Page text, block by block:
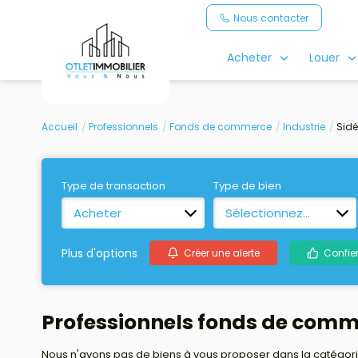
Nous contacter
Acheter Louer
Accueil Professionnels Fonds de commerce Industrie
Type de transaction
Acheter
Type de bien
Sélectionnez...
Plus d'options Créer une alerte
Professionnels fonds de
Nous n'avons pas de biens à vous proposer dans la